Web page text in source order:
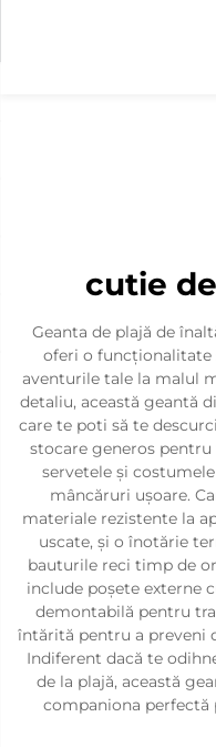
cutie
Geanta de plajă de
oferi o funcționalitate
aventurile tale la malul
detaliu, această geantă
care te poti să te
stocare generos pentru
servetele și
mâncăruri ușoare.
materiale rezistente la
uscate, și o înotărie
bauturile reci timp de
include poșete externe
demontabilă pentru
întărită pentru a preveni
Indiferent dacă te
de la plajă, această
companiona perfectă